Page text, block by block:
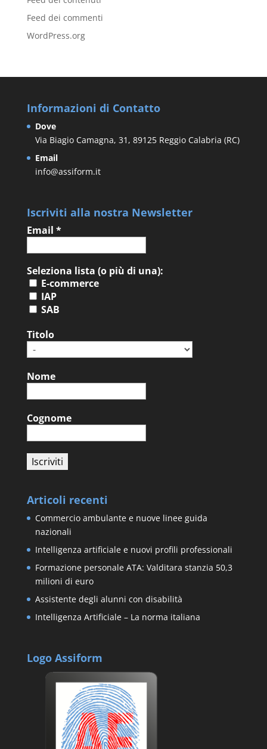
Feed dei commenti
WordPress.org
Informazioni di Contatto
Dove
Via Biagio Camagna, 31, 89125 Reggio Calabria (RC)
Email
info@assiform.it
Iscriviti alla nostra Newsletter
Email *
Seleziona lista (o più di una):
E-commerce
IAP
SAB
Titolo
Nome
Cognome
Articoli recenti
Commercio ambulante e nuove linee guida
nazionali
Intelligenza artificiale e nuovi profili professionali
Formazione personale ATA: Valditara stanzia 50,3
milioni di euro
Assistente degli alunni con disabilità
Intelligenza Artificiale – La norma italiana
Logo Assiform